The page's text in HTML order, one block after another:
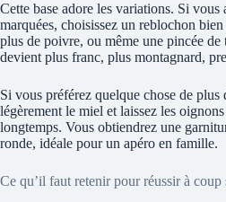
Cette base adore les variations. Si vous
marquées, choisissez un reblochon
plus de poivre, ou même une pincée
devient plus franc, plus montagnard,
Si vous préférez quelque chose de plus
légèrement le miel et laissez les
longtemps. Vous obtiendrez une
ronde, idéale pour un apéro en famille.
Ce qu’il faut retenir pour réussir à coup